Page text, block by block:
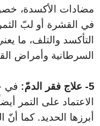
مضادات الأكسدة،
في القشرة أو لبّ
التأكسد والتلف، ما
السرطانية وأمراض
5- علاج فقر الدمّ: في
الاعتماد على التمر
أبرزها الحديد. كما أنّ